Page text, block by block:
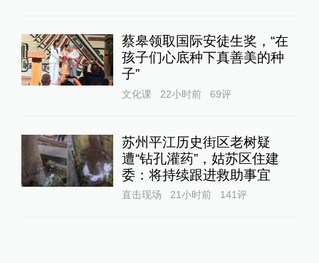
蔡皋领取国际安徒生奖，“在
孩子们心底种下真善美的种
子”
文化课 22小时前 69评
苏州平江历史街区老树疑
遭“钻孔灌药”，姑苏区住建
委：将持续跟进救助事宜
直击现场 21小时前 141评